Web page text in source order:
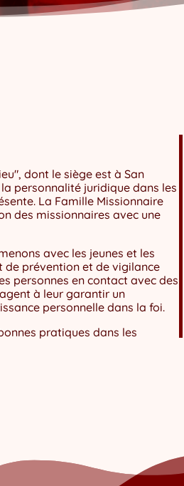
dont le siège est à San
personnalité juridique dans les
La Famille Missionnaire
des missionnaires avec une
avec les jeunes et les
de prévention et de vigilance
personnes en contact avec des
à leur garantir un
personnelle dans la foi.
pratiques dans les